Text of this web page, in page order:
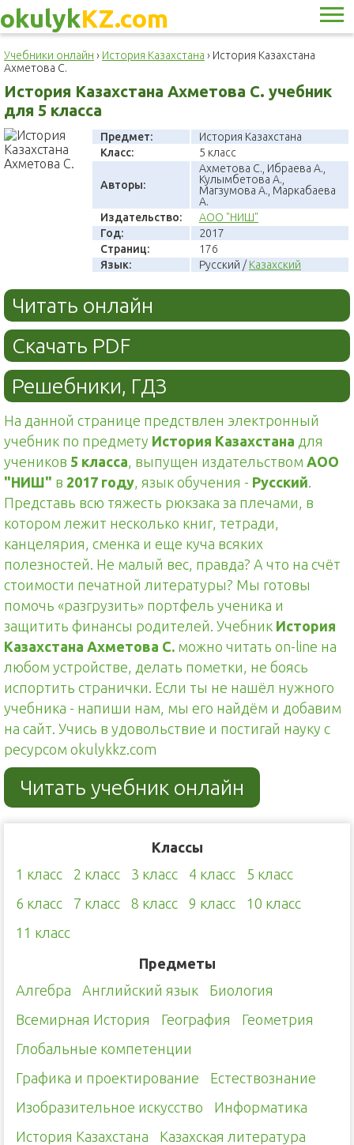
okulykKZ.com
Учебники онлайн › История Казахстана › История Казахстана
Ахметова С.
История Казахстана Ахметова С. учебник
для 5 класса
Предмет:
История Казахстана
Класс:
5 класс
Авторы:
Ахметова С., Ибраева А.,
Кулымбетова А.,
Магзумова А., Маркабаева
А.
Издательство:
АОО "НИШ"
Год:
2017
Страниц:
176
Язык:
Русский / Казахский
Читать онлайн
Скачать PDF
Решебники, ГДЗ
На данной странице предствлен электронный
учебник по предмету История Казахстана для
учеников 5 класса, выпущен издательством АОО
"НИШ" в 2017 году, язык обучения - Русский.
Представь всю тяжесть рюкзака за плечами, в
котором лежит несколько книг, тетради,
канцелярия, сменка и еще куча всяких
полезностей. Не малый вес, правда? А что на счёт
стоимости печатной литературы? Мы готовы
помочь «разгрузить» портфель ученика и
защитить финансы родителей. Учебник История
Казахстана Ахметова С. можно читать on-line на
любом устройстве, делать пометки, не боясь
испортить странички. Если ты не нашёл нужного
учебника - напиши нам, мы его найдём и добавим
на сайт. Учись в удовольствие и постигай науку с
ресурсом okulykkz.com
Читать учебник онлайн
Классы
1 класс
2 класс 3 класс 4 класс
5 класс
6 класс
7 класс 8 класс 9 класс
10 класс
11 класс
Предметы
Алгебра
Английский язык
Биология
Всемирная История
География
Геометрия
Глобальные компетенции
Графика и проектирование
Естествознание
Изобразительное искусство
Информатика
История Казахстана
Казахская литература